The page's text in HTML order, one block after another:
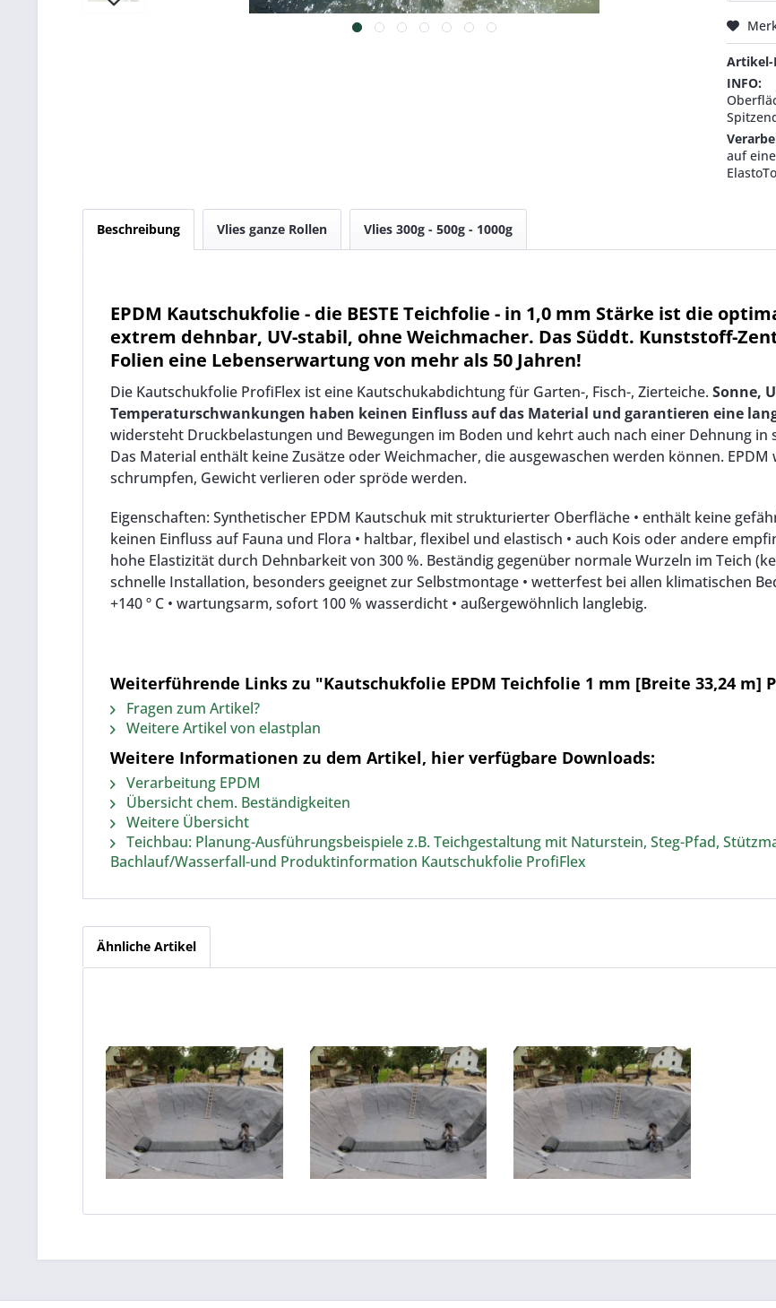
Artikel-
INFO:
auf
Beschreibung Vlies ganze Rollen Vlies 300g - 500g - 1000g
EPDM Kautschukfolie - die BESTE Teichfolie - in 1,0 mm Stärke ist die
extrem dehnbar, UV-stabil, ohne Weichmacher. Das Süddt. Kunststoff-
Folien eine Lebenserwartung von mehr als 50 Jahren!
Die Kautschukfolie ProfiFlex ist eine Kautschukabdichtung für Garten-, Fisch-, Zierteiche. Sonne,
Temperaturschwankungen haben keinen Einfluss auf das Material und garantieren eine
widersteht Druckbelastungen und Bewegungen im Boden und kehrt auch nach einer Dehnung in
Das Material enthält keine Zusätze oder Weichmacher, die ausgewaschen werden können.
schrumpfen, Gewicht verlieren oder spröde werden.
Eigenschaften: Synthetischer EPDM Kautschuk mit strukturierter Oberfläche • enthält keine
keinen Einfluss auf Fauna und Flora • haltbar, flexibel und elastisch • auch Kois oder andere
hohe Elastizität durch Dehnbarkeit von 300 %. Beständig gegenüber normale Wurzeln im Teich
schnelle Installation, besonders geeignet zur Selbstmontage • wetterfest bei allen klimatischen
+140 º C • wartungsarm, sofort 100 % wasserdicht • außergewöhnlich langlebig.
Weiterführende Links zu "Kautschukfolie EPDM Teichfolie 1 mm [Breite 33,24 m]
Fragen zum Artikel?
Weitere Artikel von elastplan
Weitere Informationen zu dem Artikel, hier verfügbare Downloads:
Verarbeitung EPDM
Übersicht chem. Beständigkeiten
Weitere Übersicht
Teichbau: Planung-Ausführungsbeispiele z.B. Teichgestaltung mit Naturstein, Steg-Pfad,
Bachlauf/Wasserfall-und Produktinformation Kautschukfolie ProfiFlex
Ähnliche Artikel
Kautschukfolie 1 mm
m]
Kautschukfolie 1 mm
m]
Kautschukfolie 1 mm
m]